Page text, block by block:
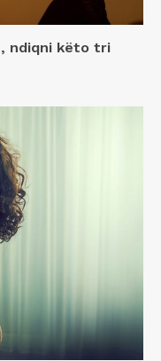
ndiqni këto tri